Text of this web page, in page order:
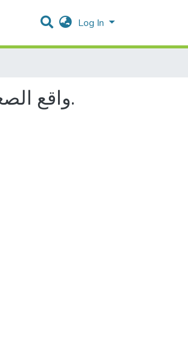
Log In
واقع الصعوبات والتحديات التي تواجه سكان محافظة أريحا والأغوار: دراسة نوعية.